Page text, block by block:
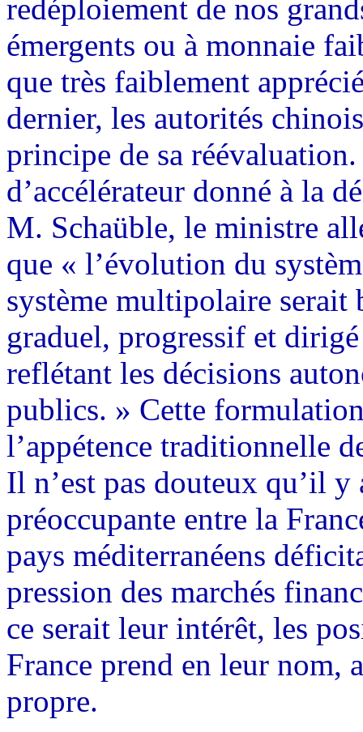
redéploiement de nos
émergents ou à monnaie
que très faiblement
dernier, les autorités
principe de sa
d’accélérateur donné à la
M. Schaüble, le ministre
que « l’évolution du
système multipolaire serait
graduel, progressif et
reflétant les décisions
publics. » Cette
l’appétence traditionnelle
Il n’est pas douteux qu’il
préoccupante entre la
pays méditerranéens
pression des marchés
ce serait leur intérêt, les
France prend en leur nom,
propre.